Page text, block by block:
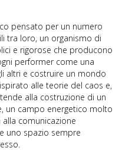
pensato per un numero
tra loro, un organismo di
e rigorose che producono
performer come una
altri e costruire un mondo
alle teorie del caos e,
alla costruzione di un
un campo energetico molto
comunicazione
uno spazio sempre